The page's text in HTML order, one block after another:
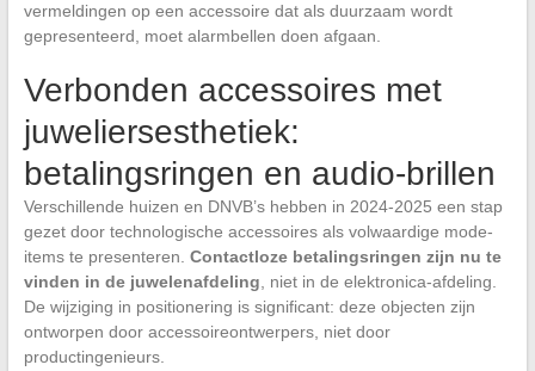
vermeldingen op een accessoire dat als duurzaam wordt
gepresenteerd, moet alarmbellen doen afgaan.
Verbonden accessoires met
juweliersesthetiek:
betalingsringen en audio-brillen
Verschillende huizen en DNVB’s hebben in 2024-2025 een stap
gezet door technologische accessoires als volwaardige mode-
items te presenteren. Contactloze betalingsringen zijn nu te
vinden in de juwelenafdeling , niet in de elektronica-afdeling.
De wijziging in positionering is significant: deze objecten zijn
ontworpen door accessoireontwerpers, niet door
productingenieurs.